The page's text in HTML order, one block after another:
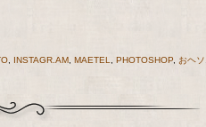
INSTAGR.AM MAETEL PHOTOSHOP おヘソ